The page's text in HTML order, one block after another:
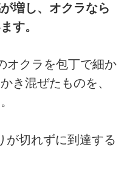
増し、オクラなら
す。
オクラを包丁で細か
き混ぜたものを、
切れずに到達する